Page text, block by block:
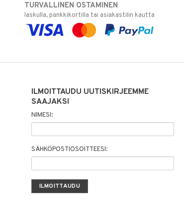
TURVALLINEN OSTAMINEN
laskulla, pankkikortilla tai asiakastilin kautta
ILMOITTAUDU UUTISKIRJEEMME
SAAJAKSI
NIMESI:
SÄHKÖPOSTIOSOITTEESI: